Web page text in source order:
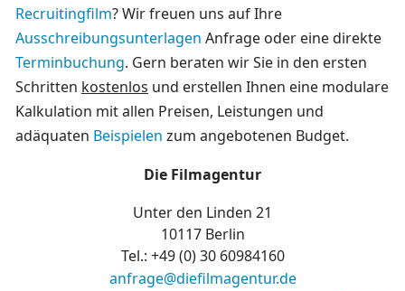
Recruitingfilm? Wir freuen uns auf Ihre
Ausschreibungsunterlagen Anfrage oder eine direkte
Terminbuchung. Gern beraten wir Sie in den ersten
Schritten kostenlos und erstellen Ihnen eine modulare
Kalkulation mit allen Preisen, Leistungen und
adäquaten Beispielen zum angebotenen Budget.
Die Filmagentur
Unter den Linden 21
10117 Berlin
Tel.: +49 (0)30 60984160
anfrage@diefilmagentur.de